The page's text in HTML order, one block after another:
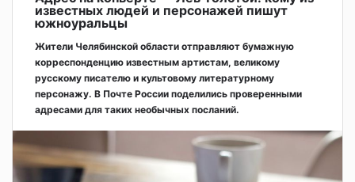
известных людей и персонажей пишут
южноуральцы
Жители Челябинской области отправляют бумажную
корреспонденцию известным артистам, великому
русскому писателю и культовому литературному
персонажу. В Почте России поделились проверенными
адресами для таких необычных посланий.